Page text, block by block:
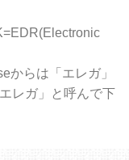
からは「エレガ」
レガ」と呼んで下